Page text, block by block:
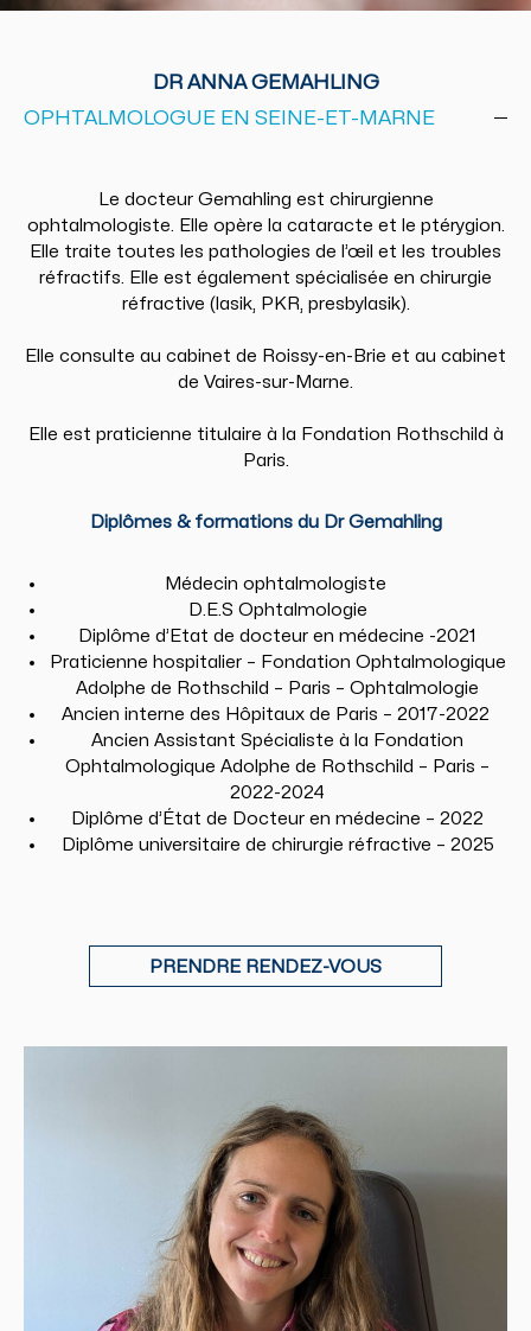
DR ANNA GEMAHLING
OPHTALMOLOGUE EN SEINE-ET-MARNE
Le docteur Gemahling est chirurgienne
ophtalmologiste. Elle opère la cataracte et le ptérygion.
Elle traite toutes les pathologies de l’œil et les troubles
réfractifs. Elle est également spécialisée en chirurgie
réfractive (lasik, PKR, presbylasik).
Elle consulte au cabinet de Roissy-en-Brie et au cabinet
de Vaires-sur-Marne.
Elle est praticienne titulaire à la Fondation Rothschild à
Paris.
Diplômes & formations du Dr Gemahling
Médecin ophtalmologiste
D.E.S Ophtalmologie
Diplôme d’Etat de docteur en médecine -2021
Praticienne hospitalier – Fondation Ophtalmologique
Adolphe de Rothschild – Paris – Ophtalmologie
Ancien interne des Hôpitaux de Paris – 2017-2022
Ancien Assistant Spécialiste à la Fondation
Ophtalmologique Adolphe de Rothschild – Paris –
2022-2024
Diplôme d’État de Docteur en médecine – 2022
Diplôme universitaire de chirurgie réfractive – 2025
PRENDRE RENDEZ-VOUS